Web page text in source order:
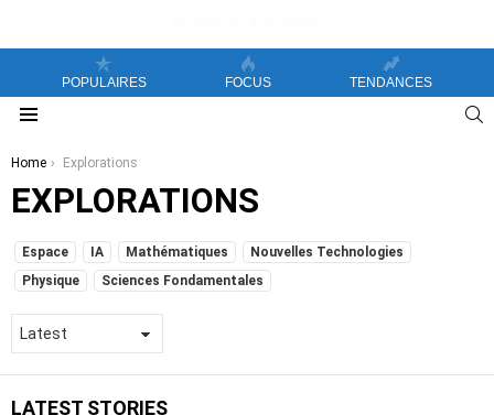
POPULAIRES FOCUS TENDANCES
You are here:
Home Explorations
EXPLORATIONS
SUBTERMS
Espace IA Mathématiques
Nouvelles Technologies
Physique
Sciences Fondamentales
LATEST STORIES